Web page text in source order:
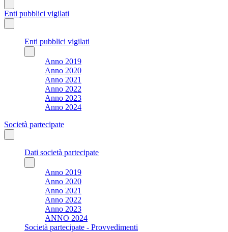
Enti pubblici vigilati
Enti pubblici vigilati
Anno 2019
Anno 2020
Anno 2021
Anno 2022
Anno 2023
Anno 2024
Società partecipate
Dati società partecipate
Anno 2019
Anno 2020
Anno 2021
Anno 2022
Anno 2023
ANNO 2024
Società partecipate - Provvedimenti